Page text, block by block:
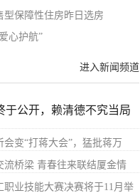
型保障性住房昨日选房
心护航”
进入新闻频道
于公开，赖清德不究当局
变“打蒋大会”，猛批蒋万
流桥梁 青春往来联结厦金情
职业技能大赛决赛将于11月举